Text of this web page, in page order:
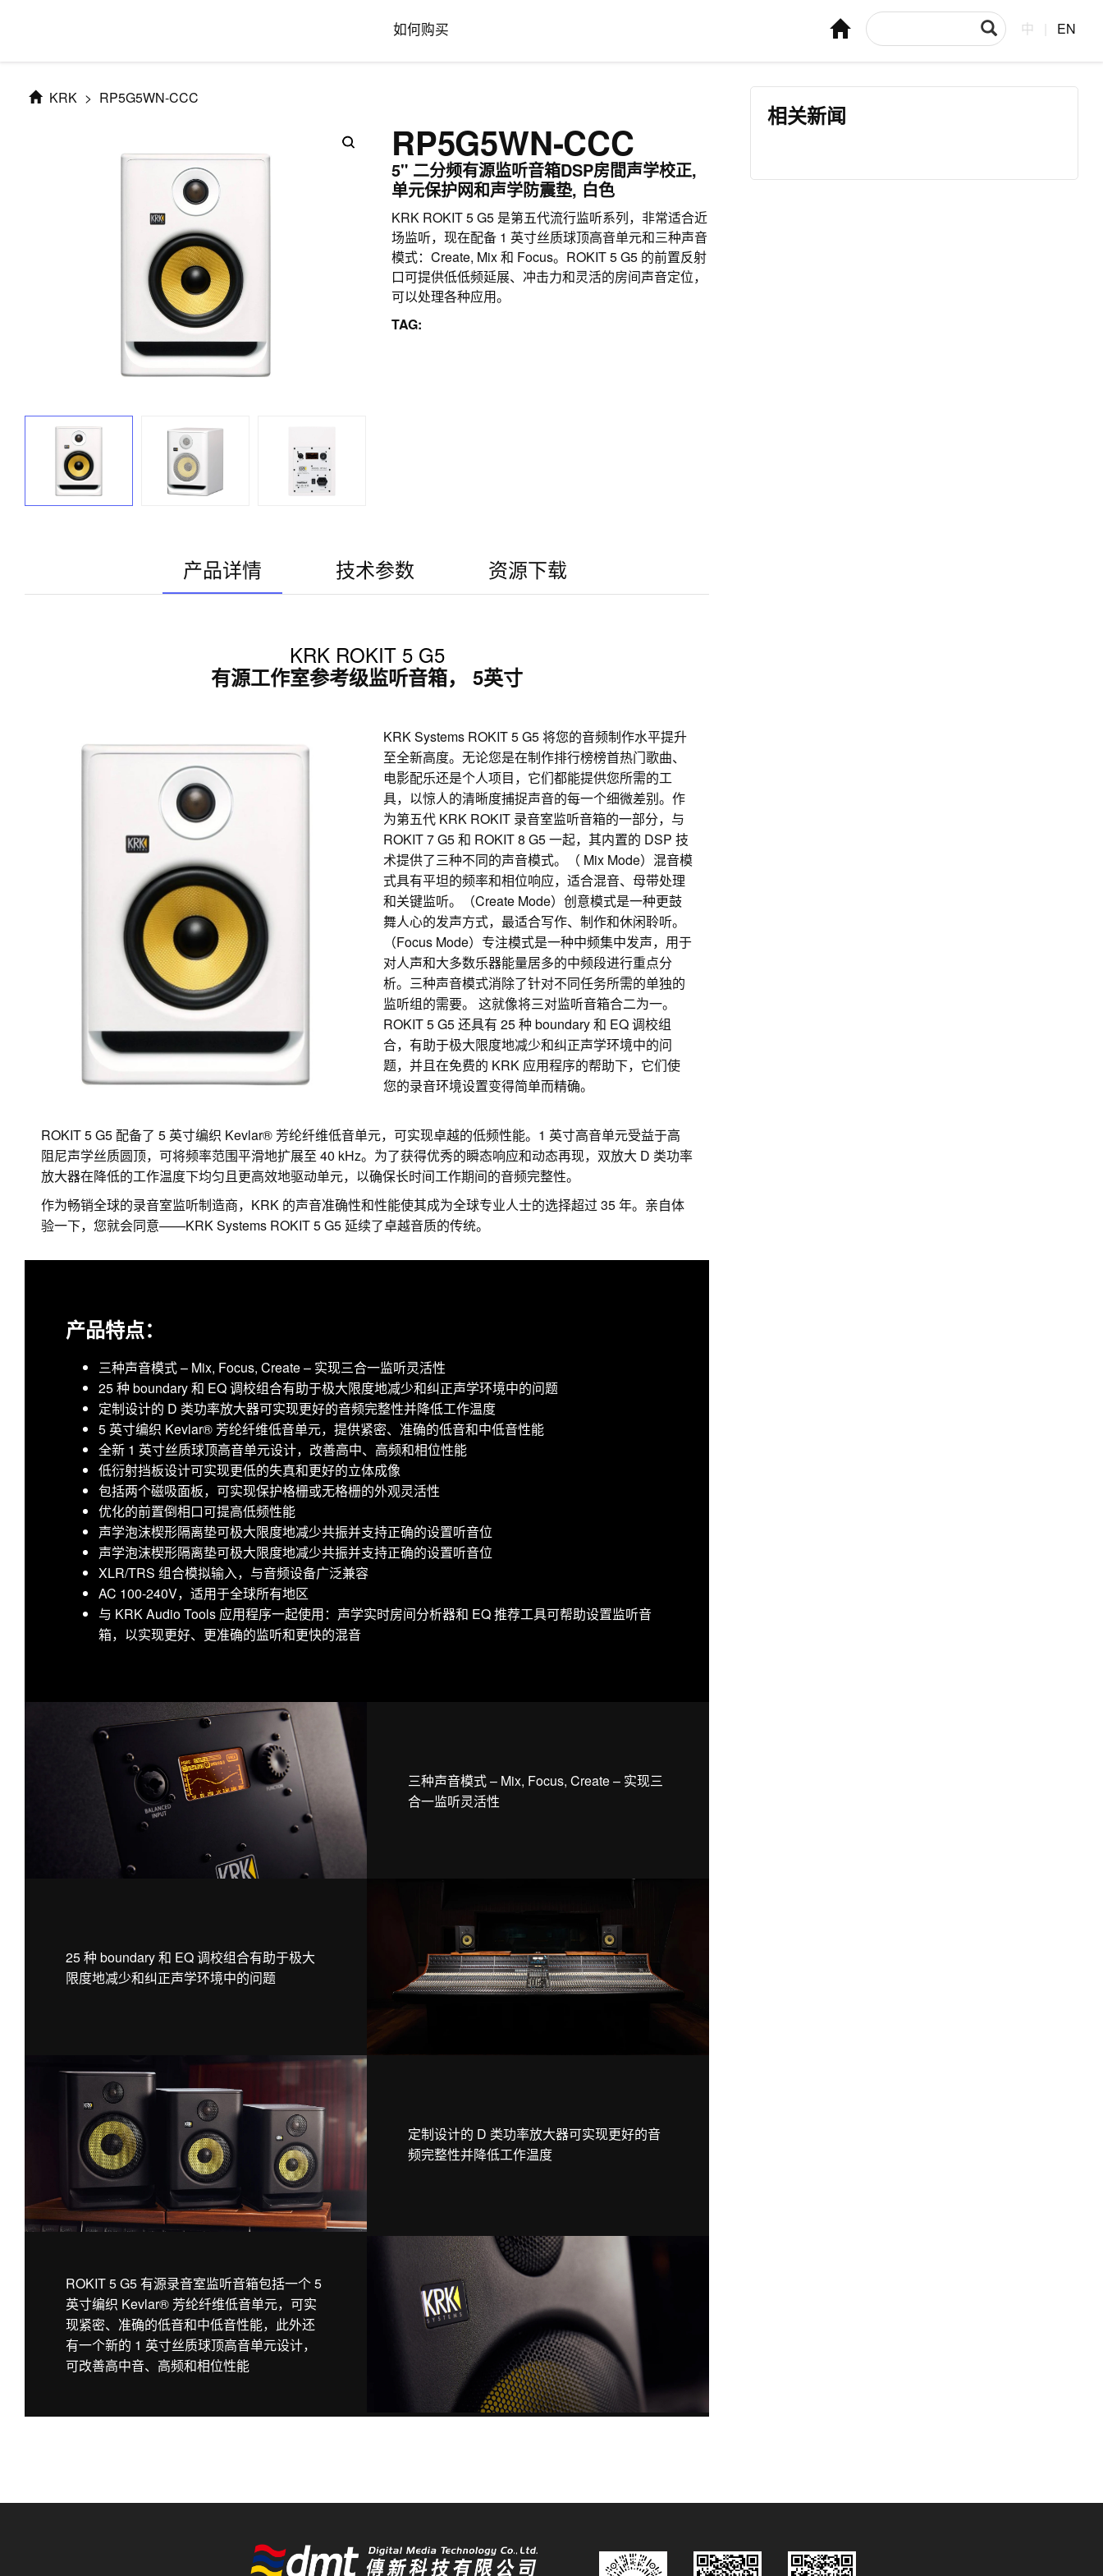
如何购买 中 EN
KRK > RP5G5WN-CCC
RP5G5WN-CCC
5" 二分频有源监听音箱DSP房間声学校正,
单元保护网和声学防震垫, 白色
KRK ROKIT 5 G5 是第五代流行监听系列，非常适合近
场监听，现在配备 1 英寸丝质球顶高音单元和三种声音
模式：Create, Mix 和 Focus。ROKIT 5 G5 的前置反射
口可提供低低频延展、冲击力和灵活的房间声音定位，
可以处理各种应用。
TAG:
产品详情 技术参数 资源下载
KRK ROKIT 5 G5
有源工作室参考级监听音箱， 5英寸
KRK Systems ROKIT 5 G5 将您的音频制作水平提升
至全新高度。无论您是在制作排行榜榜首热门歌曲、
电影配乐还是个人项目，它们都能提供您所需的工
具，以惊人的清晰度捕捉声音的每一个细微差别。作
为第五代 KRK ROKIT 录音室监听音箱的一部分，与
ROKIT 7 G5 和 ROKIT 8 G5 一起，其内置的 DSP 技
术提供了三种不同的声音模式。（ Mix Mode）混音模
式具有平坦的频率和相位响应，适合混音、母带处理
和关键监听。（Create Mode）创意模式是一种更鼓
舞人心的发声方式，最适合写作、制作和休闲聆听。
（Focus Mode）专注模式是一种中频集中发声，用于
对人声和大多数乐器能量居多的中频段进行重点分
析。三种声音模式消除了针对不同任务所需的单独的
监听组的需要。 这就像将三对监听音箱合二为一。
ROKIT 5 G5 还具有 25 种 boundary 和 EQ 调校组
合，有助于极大限度地减少和纠正声学环境中的问
题，并且在免费的 KRK 应用程序的帮助下，它们使
您的录音环境设置变得简单而精确。
ROKIT 5 G5 配备了 5 英寸编织 Kevlar® 芳纶纤维低音单元，可实现卓越的低频性能。1 英寸高音单元受益于高
阻尼声学丝质圆顶，可将频率范围平滑地扩展至 40 kHz。为了获得优秀的瞬态响应和动态再现，双放大 D 类功率
放大器在降低的工作温度下均匀且更高效地驱动单元，以确保长时间工作期间的音频完整性。
作为畅销全球的录音室监听制造商，KRK 的声音准确性和性能使其成为全球专业人士的选择超过 35 年。亲自体
验一下，您就会同意——KRK Systems ROKIT 5 G5 延续了卓越音质的传统。
产品特点：
三种声音模式 – Mix, Focus, Create – 实现三合一监听灵活性
25 种 boundary 和 EQ 调校组合有助于极大限度地减少和纠正声学环境中的问题
定制设计的 D 类功率放大器可实现更好的音频完整性并降低工作温度
5 英寸编织 Kevlar® 芳纶纤维低音单元，提供紧密、准确的低音和中低音性能
全新 1 英寸丝质球顶高音单元设计，改善高中、高频和相位性能
低衍射挡板设计可实现更低的失真和更好的立体成像
包括两个磁吸面板，可实现保护格栅或无格栅的外观灵活性
优化的前置倒相口可提高低频性能
声学泡沫楔形隔离垫可极大限度地减少共振并支持正确的设置听音位
声学泡沫楔形隔离垫可极大限度地减少共振并支持正确的设置听音位
XLR/TRS 组合模拟输入，与音频设备广泛兼容
AC 100-240V，适用于全球所有地区
与 KRK Audio Tools 应用程序一起使用：声学实时房间分析器和 EQ 推荐工具可帮助设置监听音
箱，以实现更好、更准确的监听和更快的混音
三种声音模式 – Mix, Focus, Create – 实现三
合一监听灵活性
25 种 boundary 和 EQ 调校组合有助于极大
限度地减少和纠正声学环境中的问题
定制设计的 D 类功率放大器可实现更好的音
频完整性并降低工作温度
ROKIT 5 G5 有源录音室监听音箱包括一个 5
英寸编织 Kevlar® 芳纶纤维低音单元，可实
现紧密、准确的低音和中低音性能，此外还
有一个新的 1 英寸丝质球顶高音单元设计，
可改善高中音、高频和相位性能
相关新闻